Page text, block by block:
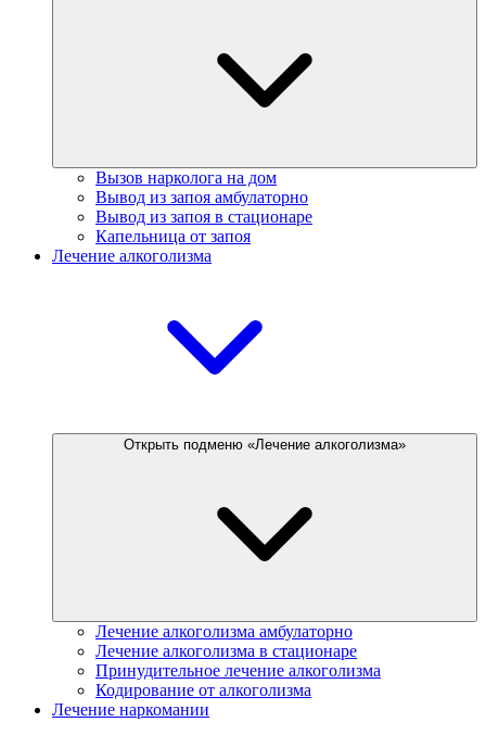
Вызов нарколога на дом
Вывод из запоя амбулаторно
Вывод из запоя в стационаре
Капельница от запоя
Лечение алкоголизма
Открыть подменю «Лечение алкоголизма»
Лечение алкоголизма амбулаторно
Лечение алкоголизма в стационаре
Принудительное лечение алкоголизма
Кодирование от алкоголизма
Лечение наркомании